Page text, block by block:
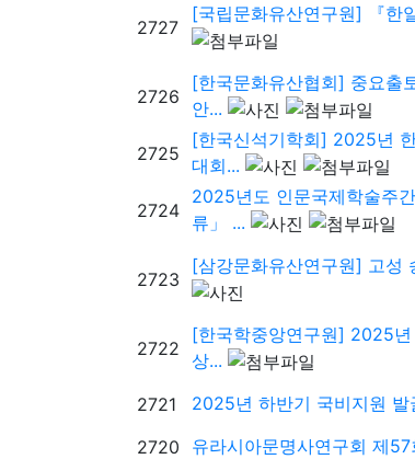
2727
[국립문화유산연구원] 『한
2726
[한국문화유산협회] 중요출
안...
2725
[한국신석기학회] 2025년
대회...
2724
2025년도 인문국제학술주
류」 ...
2723
[삼강문화유산연구원] 고성
2722
[한국학중앙연구원] 2025년
상...
2721 2025년 하반기 국비지원 발
2720
유라시아문명사연구회 제